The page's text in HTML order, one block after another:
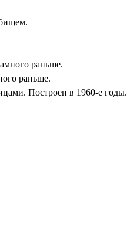
раньше.
раньше.
Построен в 1960-е годы.